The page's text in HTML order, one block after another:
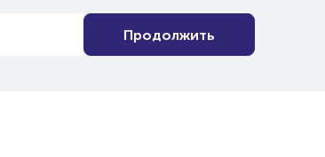
Продолжить